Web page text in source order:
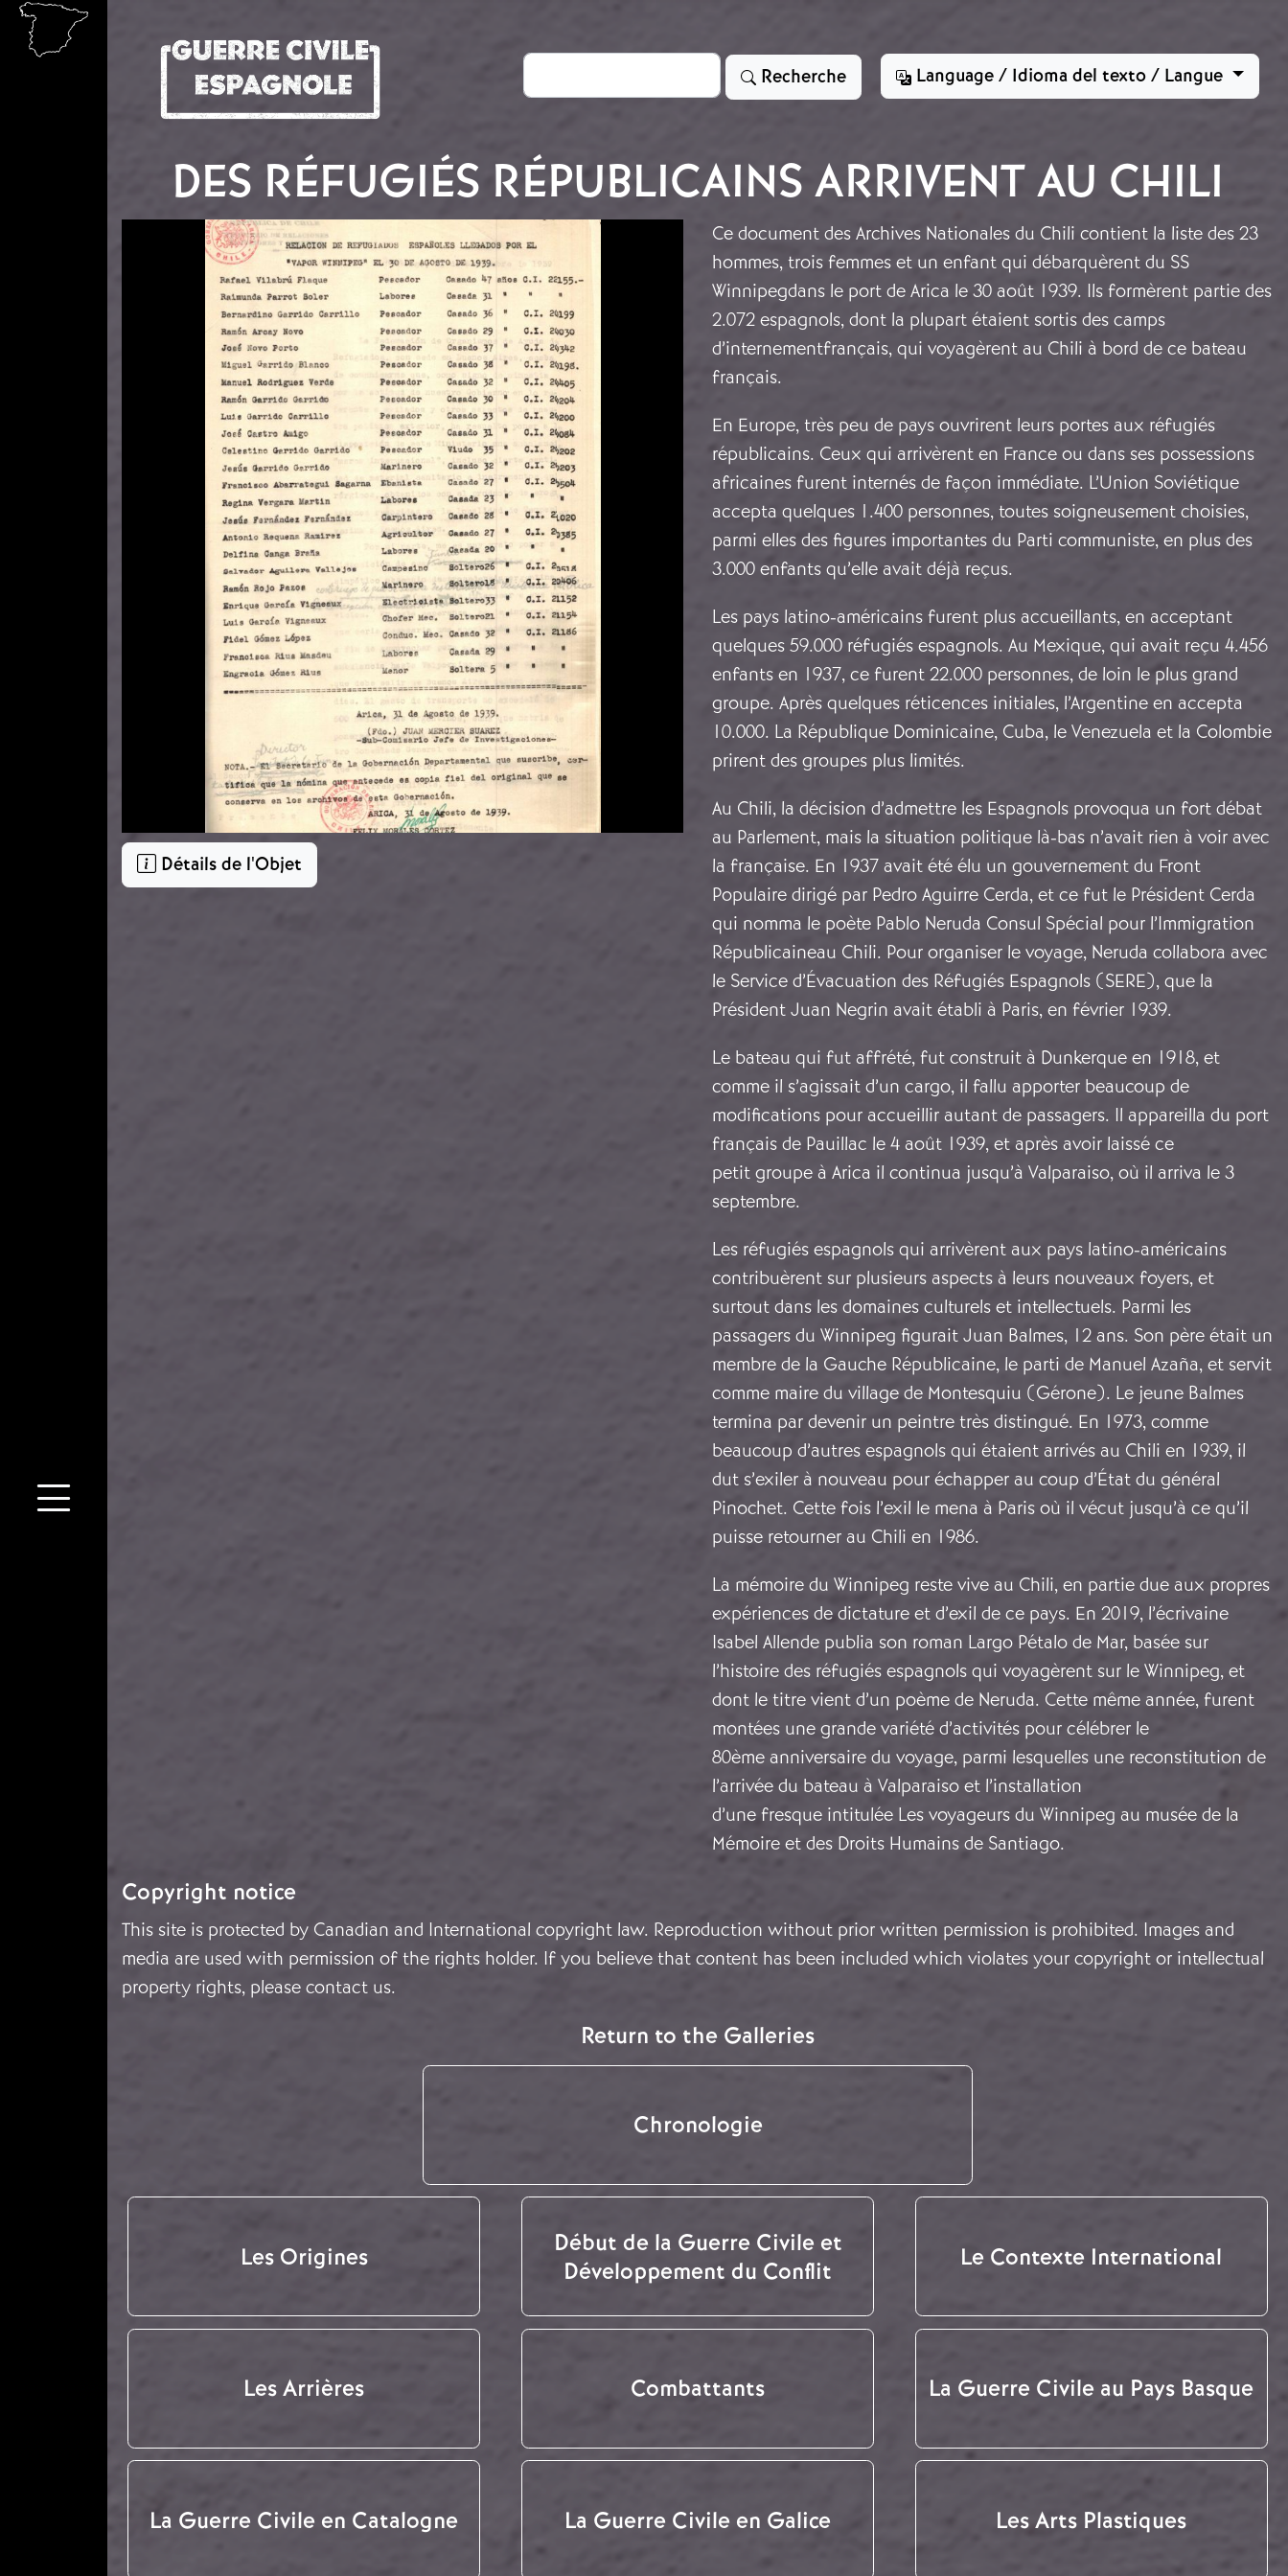
Aller au contenu principal
Rechercher Recherche Language / Idioma del texto / Langue
DES RÉFUGIÉS RÉPUBLICAINS ARRIVENT AU CHILI
Détails de l'Objet
Ce document des Archives Nationales du Chili contient la liste des 23
hommes, trois femmes et un enfant qui débarquèrent du SS
Winnipegdans le port de Arica le 30 août 1939. Ils formèrent partie des
2.072 espagnols, dont la plupart étaient sortis des camps
d’internementfrançais, qui voyagèrent au Chili à bord de ce bateau
français.
En Europe, très peu de pays ouvrirent leurs portes aux réfugiés
républicains. Ceux qui arrivèrent en France ou dans ses possessions
africaines furent internés de façon immédiate. L’Union Soviétique
accepta quelques 1.400 personnes, toutes soigneusement choisies,
parmi elles des figures importantes du Parti communiste, en plus des
3.000 enfants qu’elle avait déjà reçus.
Les pays latino-américains furent plus accueillants, en acceptant
quelques 59.000 réfugiés espagnols. Au Mexique, qui avait reçu 4.456
enfants en 1937, ce furent 22.000 personnes, de loin le plus grand
groupe. Après quelques réticences initiales, l’Argentine en accepta
10.000. La République Dominicaine, Cuba, le Venezuela et la Colombie
prirent des groupes plus limités.
Au Chili, la décision d’admettre les Espagnols provoqua un fort débat
au Parlement, mais la situation politique là-bas n’avait rien à voir avec
la française. En 1937 avait été élu un gouvernement du Front
Populaire dirigé par Pedro Aguirre Cerda, et ce fut le Président Cerda
qui nomma le poète Pablo Neruda Consul Spécial pour l’Immigration
Républicaineau Chili. Pour organiser le voyage, Neruda collabora avec
le Service d’Évacuation des Réfugiés Espagnols (SERE), que la
Président Juan Negrin avait établi à Paris, en février 1939.
Le bateau qui fut affrété, fut construit à Dunkerque en 1918, et
comme il s’agissait d’un cargo, il fallu apporter beaucoup de
modifications pour accueillir autant de passagers. Il appareilla du port
français de Pauillac le 4 août 1939, et après avoir laissé ce
petit groupe à Arica il continua jusqu’à Valparaiso, où il arriva le 3
septembre.
Les réfugiés espagnols qui arrivèrent aux pays latino-américains
contribuèrent sur plusieurs aspects à leurs nouveaux foyers, et
surtout dans les domaines culturels et intellectuels. Parmi les
passagers du Winnipeg figurait Juan Balmes, 12 ans. Son père était un
membre de la Gauche Républicaine, le parti de Manuel Azaña, et servit
comme maire du village de Montesquiu (Gérone). Le jeune Balmes
termina par devenir un peintre très distingué. En 1973, comme
beaucoup d’autres espagnols qui étaient arrivés au Chili en 1939, il
dut s’exiler à nouveau pour échapper au coup d’État du général
Pinochet. Cette fois l’exil le mena à Paris où il vécut jusqu’à ce qu’il
puisse retourner au Chili en 1986.
La mémoire du Winnipeg reste vive au Chili, en partie due aux propres
expériences de dictature et d’exil de ce pays. En 2019, l’écrivaine
Isabel Allende publia son roman Largo Pétalo de Mar, basée sur
l’histoire des réfugiés espagnols qui voyagèrent sur le Winnipeg, et
dont le titre vient d’un poème de Neruda. Cette même année, furent
montées une grande variété d’activités pour célébrer le
80ème anniversaire du voyage, parmi lesquelles une reconstitution de
l’arrivée du bateau à Valparaiso et l’installation
d’une fresque intitulée Les voyageurs du Winnipeg au musée de la
Mémoire et des Droits Humains de Santiago.
Copyright notice
This site is protected by Canadian and International copyright law. Reproduction without prior written permission is prohibited. Images and
media are used with permission of the rights holder. If you believe that content has been included which violates your copyright or intellectual
property rights, please contact us.
Return to the Galleries
Chronologie
Les Origines
Début de la Guerre Civile et
Développement du Conflit
Le Contexte International
Les Arrières Combattants La Guerre Civile au Pays Basque
La Guerre Civile en Catalogne La Guerre Civile en Galice Les Arts Plastiques